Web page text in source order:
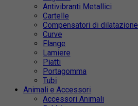
Antivibranti Metallici
Cartelle
Compensatori di dilatazione
Curve
Flange
Lamiere
Piatti
Portagomma
Tubi
Animali e Accessori
Accessori Animali